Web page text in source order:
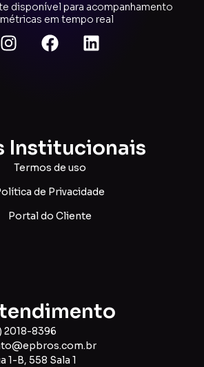
disponível para acompanhamento
em tempo real
Institucionais
Termos de uso
de Privacidade
Portal do Cliente
2018-8396
1-B, 558 Sala 1